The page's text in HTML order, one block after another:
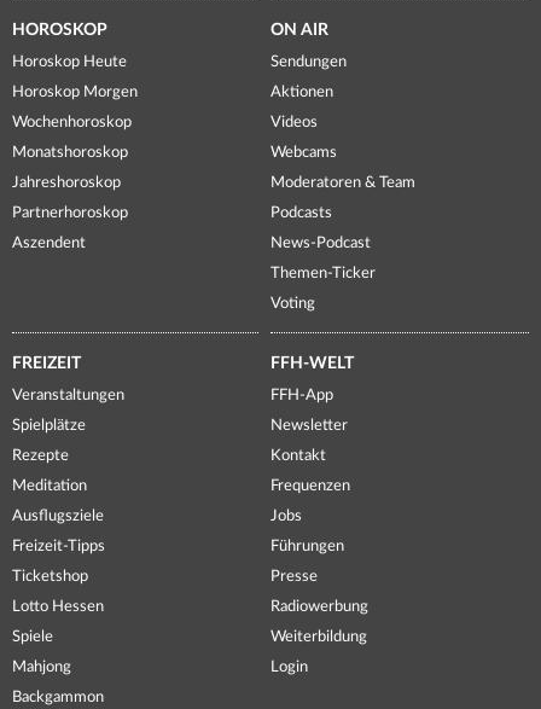
HOROSKOP
Horoskop Heute
Horoskop Morgen
Wochenhoroskop
Monatshoroskop
Jahreshoroskop
Partnerhoroskop
Aszendent
ON AIR
Sendungen
Aktionen
Videos
Webcams
Moderatoren & Team
Podcasts
News-Podcast
Themen-Ticker
Voting
FREIZEIT
Veranstaltungen
Spielplätze
Rezepte
Meditation
Ausflugsziele
Freizeit-Tipps
Ticketshop
Lotto Hessen
Spiele
Mahjong
Backgammon
FFH-WELT
FFH-App
Newsletter
Kontakt
Frequenzen
Jobs
Führungen
Presse
Radiowerbung
Weiterbildung
Login